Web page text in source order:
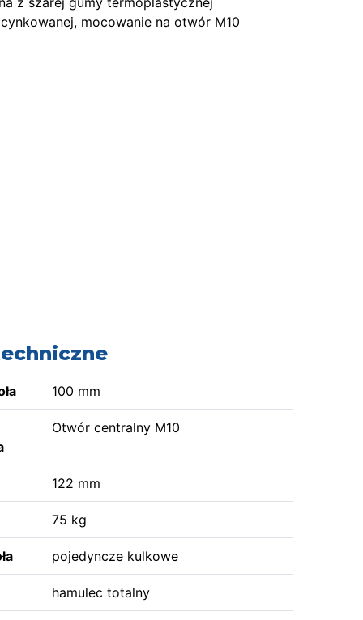
mocowanie na otwór M10
100 mm
Otwór centralny M10
122 mm
75 kg
pojedyncze kulkowe
hamulec totalny